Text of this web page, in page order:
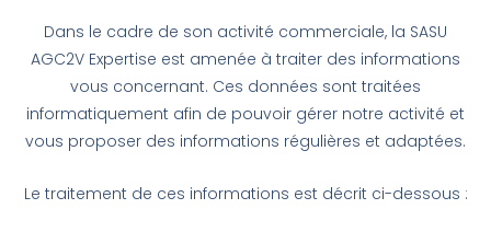
Dans le cadre de son activité commerciale, la SASU
AGC2V Expertise est amenée à traiter des informations
vous concernant. Ces données sont traitées
informatiquement afin de pouvoir gérer notre activité et
vous proposer des informations régulières et adaptées.
Le traitement de ces informations est décrit ci-dessous :